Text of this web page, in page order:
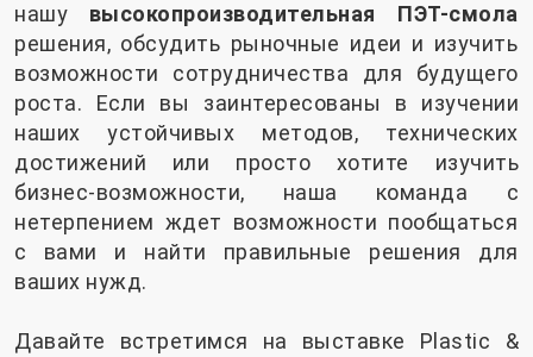
нашу высокопроизводительная ПЭТ-смола
решения, обсудить рыночные идеи и изучить
возможности сотрудничества для будущего
роста. Если вы заинтересованы в изучении
наших устойчивых методов, технических
достижений или просто хотите изучить
бизнес-возможности, наша команда с
нетерпением ждет возможности пообщаться
с вами и найти правильные решения для
ваших нужд.
Давайте встретимся на выставке Plastic &